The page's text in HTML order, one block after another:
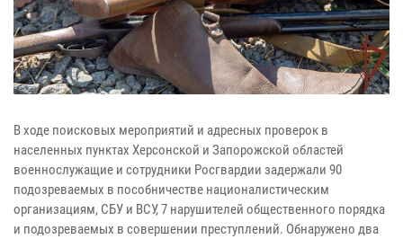
В ходе поисковых мероприятий и адресных проверок в
населенных пунктах Херсонской и Запорожской областей
военнослужащие и сотрудники Росгвардии задержали 90
подозреваемых в пособничестве националистическим
организациям, СБУ и ВСУ, 7 нарушителей общественного порядка
и подозреваемых в совершении преступлений. Обнаружено два